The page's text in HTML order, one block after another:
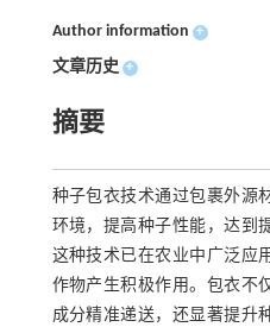
Author information +
文章历史 +
摘要
种子包衣技术通过包裹外源
环境，提高种子性能，达到
这种技术已在农业中广泛应
作物产生积极作用。包衣不
成分精准递送，还显著提升